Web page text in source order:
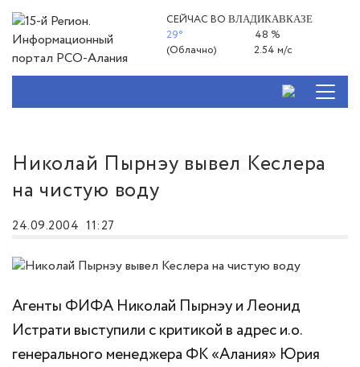
СЕЙЧАС ВОВЛАДИКАВКАЗЕ
29°
(Облачно)
48 %
2.54 м/с
Николай Пырнэу вывел Кеслера
на чистую воду
24.09.2004 11:27
Агенты ФИФА Николай Пырнэу и Леонид
Истрати выступили с критикой в адрес и.о.
генерального менеджера ФК «Алания» Юрия